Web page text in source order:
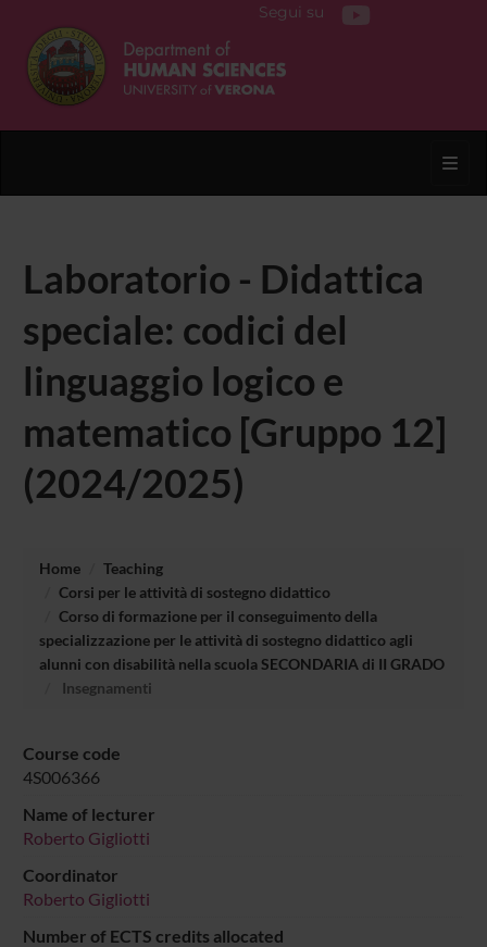
Segui su
Laboratorio - Didattica
speciale: codici del
linguaggio logico e
matematico [Gruppo 12]
(2024/2025)
Home
Teaching
Corsi per le attività di sostegno didattico
Corso di formazione per il conseguimento della
specializzazione per le attività di sostegno didattico agli
alunni con disabilità nella scuola SECONDARIA di II GRADO
Insegnamenti
Course code
4S006366
Name of lecturer
Roberto Gigliotti
Coordinator
Roberto Gigliotti
Number of ECTS credits allocated